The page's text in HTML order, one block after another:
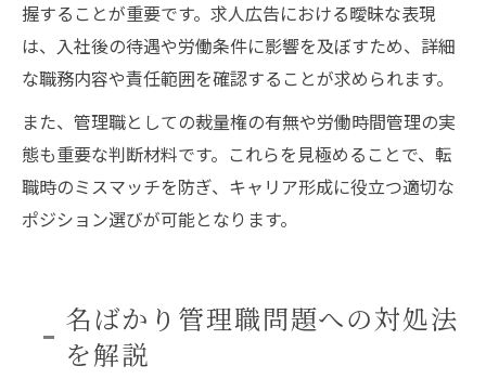
握することが重要です。求人広告における曖昧な表現
は、入社後の待遇や労働条件に影響を及ぼすため、詳細
な職務内容や責任範囲を確認することが求められます。
また、管理職としての裁量権の有無や労働時間管理の実
態も重要な判断材料です。これらを見極めることで、転
職時のミスマッチを防ぎ、キャリア形成に役立つ適切な
ポジション選びが可能となります。
名ばかり管理職問題への対処法
を解説